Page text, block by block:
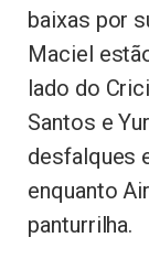
baixas por
Maciel
lado do
Santos e
desfalques
enquanto
panturrilha.